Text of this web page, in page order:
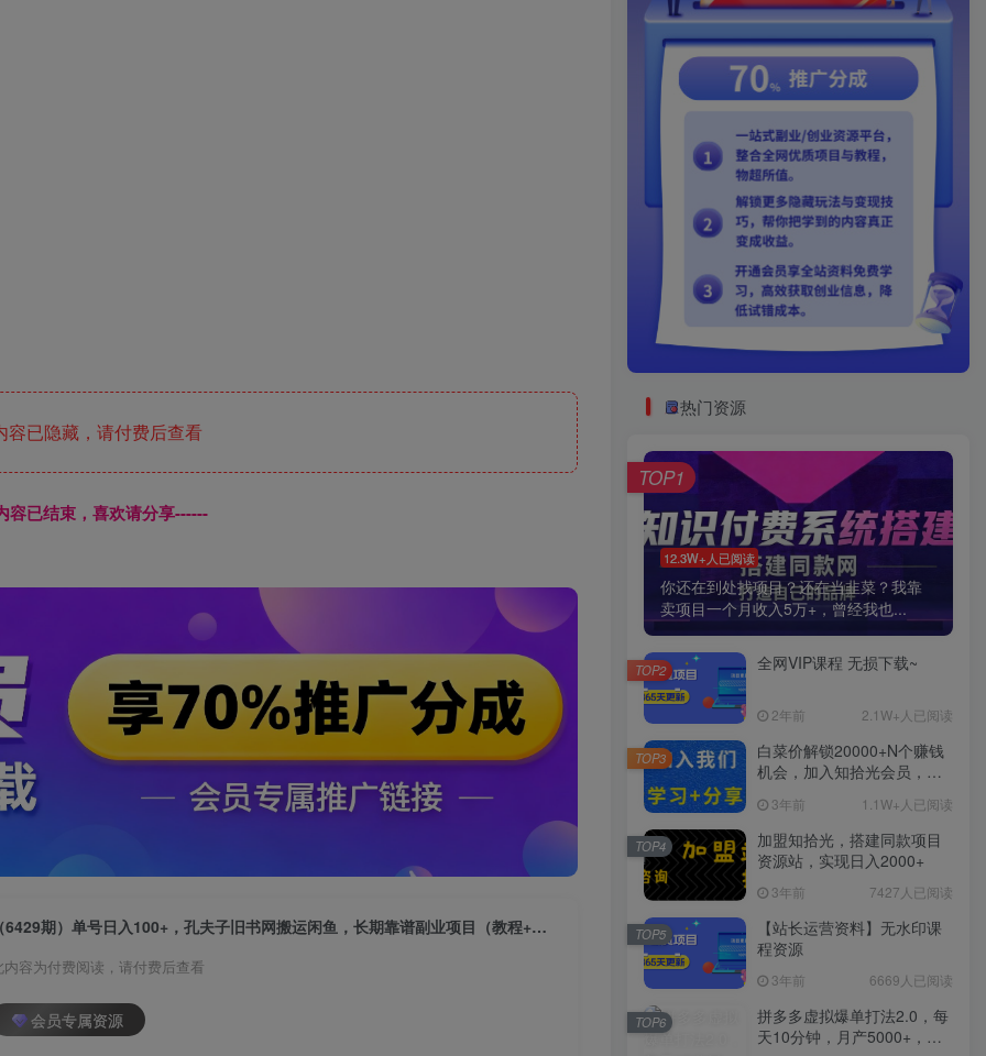
已隐藏，请付费后查看
容已结束，喜欢请分享------
（6429期）单号日入100+，孔夫子旧书网搬运闲鱼，长期靠谱副业项目（教程+软件）
内容为付费阅读，请付费后查看
会员专属资源
热门资源
12.3W+人已阅读
你还在到处找项目？还在当韭菜？我靠
卖项目一个月收入5万+，曾经我也...
TOP1
全网VIP课程 无损下载~
2年前 2.1W+人已阅读
TOP2
白菜价解锁20000+N个赚钱
机会，加入知拾光会员，全
3年前 1.1W+人已阅读
TOP3
加盟知拾光，搭建同款项目
资源站，实现日入2000+
3年前 7427人已阅读
TOP4
【站长运营资料】无水印课
程资源
3年前 6669人已阅读
TOP5
拼多多虚拟爆单打法2.0，每
天10分钟，月产5000+，从0
TOP6